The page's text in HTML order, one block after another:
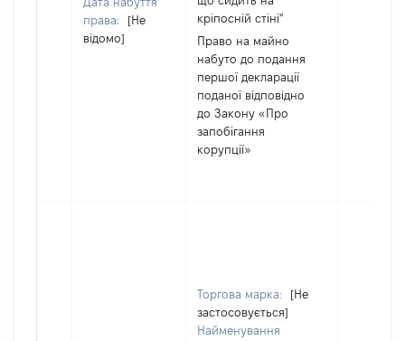
права:
[Не
відомо]
кріпосній стіні"
Право на майно
набуто до подання
першої декларації
поданої відповідно
до Закону «Про
запобігання
корупції»
Торгова марка:
[Не
застосовується]
Найменування